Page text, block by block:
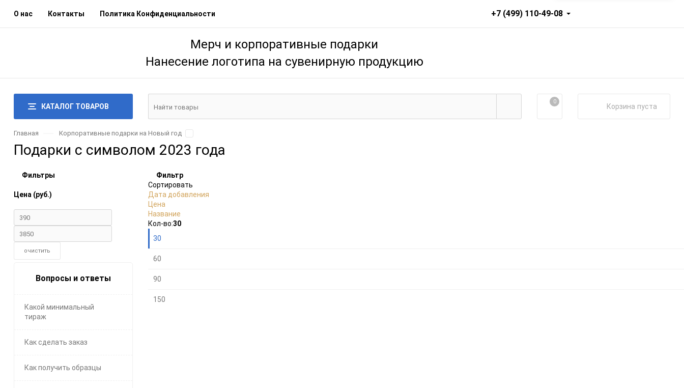
О нас Контакты Политика Конфиденциальности +7 (499) 110-49-08
Мерч и корпоративные подарки
Нанесение логотипа на сувенирную продукцию
КАТАЛОГ ТОВАРОВ
0
Корзина пуста
Главная Корпоративные подарки на Новый год
Подарки с символом 2023 года
Фильтры
Цена (руб.)
очистить
Вопросы и ответы
Какой минимальный
тираж
Как сделать заказ
Как получить образцы
Фильтр
Сортировать
Дата добавления
Цена
Название
Плитка
Подробно
Компактно
Кол-во:30
30
60
90
150